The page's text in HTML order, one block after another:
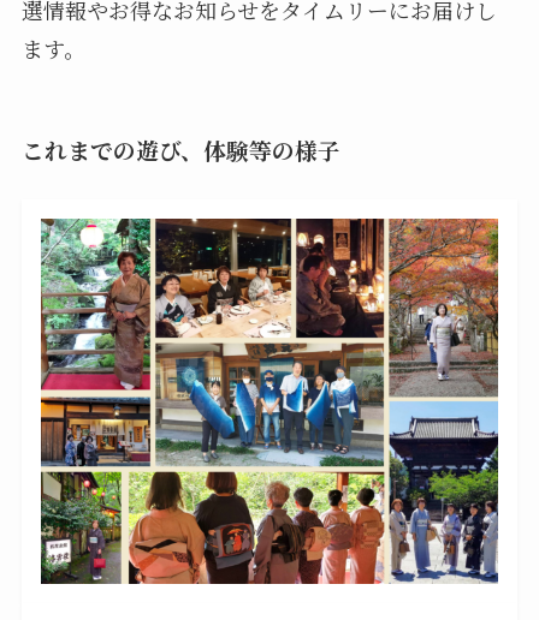
選情報やお得なお知らせをタイムリーにお届けし
ます。
これまでの遊び、体験等の様子